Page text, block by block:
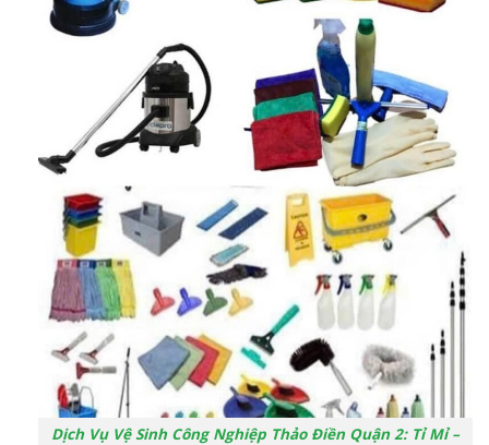
Dịch Vụ Vệ Sinh Công Nghiệp Thảo Điền Quận 2: Tỉ Mỉ –